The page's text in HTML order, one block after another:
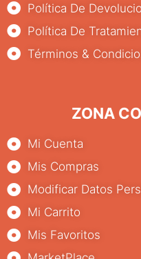
Política De
Política De
Términos &
ZONA
Mi Cuenta
Mis Compras
Modificar Datos
Mi Carrito
Mis Favoritos